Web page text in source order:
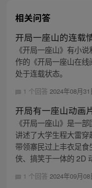
相关问答
开局一座山的连载
《开局一座山》有小
作的《开局一座山在线
处于连载状态。
1 个回答 2024年08月
开局有一座山动画
《开局一座山》是一
讲述了大学生程大雷
带领寨民过上丰衣足
侠、搞笑于一体的 2D
1 个回答 2024年09月